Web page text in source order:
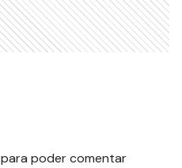
para poder comentar